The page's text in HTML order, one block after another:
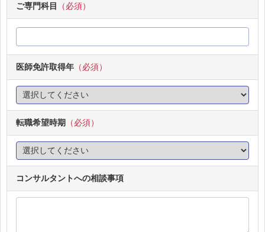
ご専門科目 （必須）
医師免許取得年 （必須）
転職希望時期 （必須）
コンサルタントへの相談事項